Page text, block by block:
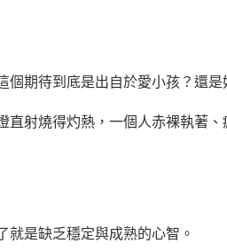
期待到底是出自於愛小孩？還
射燒得灼熱，一個人赤裸執著
是缺乏穩定與成熟的心智。